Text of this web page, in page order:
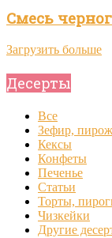
Смесь
Загрузить больше
Десерты
Все
Зефир,
Кексы
Конфеты
Печенье
Статьи
Торты,
Чизкейки
Другие